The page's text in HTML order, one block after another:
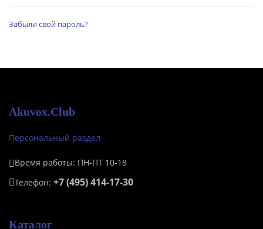
Забыли свой пароль?
Akuvox.Club
Персональный раздел
Время работы: ПН-ПТ 10-18
Телефон: +7 (495) 414-17-30
Каталог